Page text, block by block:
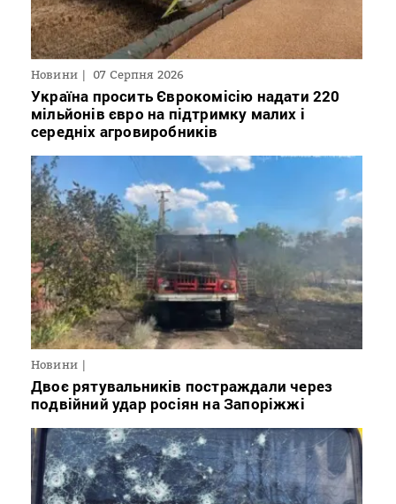
Новини 07 Серпня 2026
Україна просить Єврокомісію надати 220
мільйонів євро на підтримку малих і
середніх агровиробників
Новини
Двоє рятувальників постраждали через
подвійний удар росіян на Запоріжжі